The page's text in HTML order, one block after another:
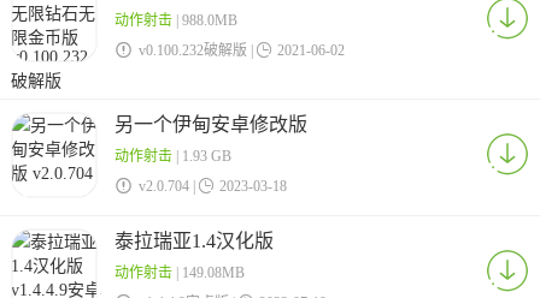
动作射击| 988.0MB
 v0.100.232破解版 |  2021-06-02
另一个伊甸安卓修改版
动作射击| 1.93 GB
 v2.0.704 |  2023-03-18
泰拉瑞亚1.4汉化版
动作射击| 149.08MB